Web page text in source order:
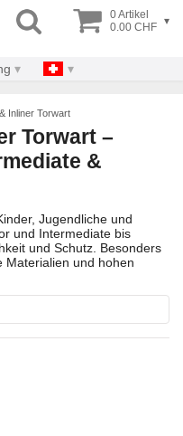
0 Artikel
0.00 CHF ▾
Inliner Torwart
Torwart –
&
Jugendliche und
und Intermediate bis
und Schutz. Besonders
Materialien und hohen